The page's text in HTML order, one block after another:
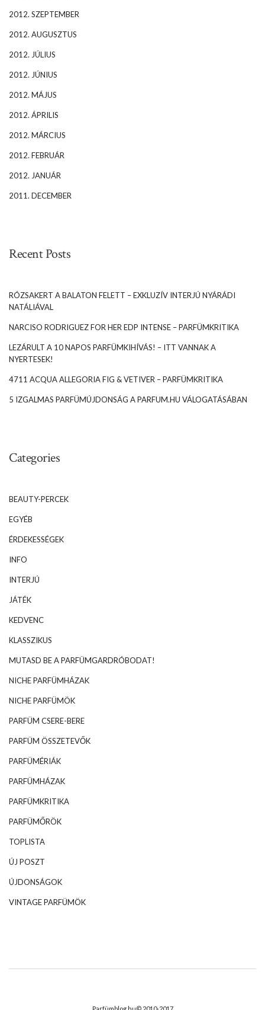
2012. SZEPTEMBER
2012. AUGUSZTUS
2012. JÚLIUS
2012. JÚNIUS
2012. MÁJUS
2012. ÁPRILIS
2012. MÁRCIUS
2012. FEBRUÁR
2012. JANUÁR
2011. DECEMBER
Recent Posts
RÓZSAKERT A BALATON FELETT – EXKLUZÍV INTERJÚ NYÁRÁDI
NATÁLIÁVAL
NARCISO RODRIGUEZ FOR HER EDP INTENSE – PARFÜMKRITIKA
LEZÁRULT A 10 NAPOS PARFÜMKIHÍVÁS! – ITT VANNAK A
NYERTESEK!
4711 ACQUA ALLEGORIA FIG & VETIVER – PARFÜMKRITIKA
5 IZGALMAS PARFÜMÚJDONSÁG A PARFUM.HU VÁLOGATÁSÁBAN
Categories
BEAUTY-PERCEK
EGYÉB
ÉRDEKESSÉGEK
INFO
INTERJÚ
JÁTÉK
KEDVENC
KLASSZIKUS
MUTASD BE A PARFÜMGARDRÓBODAT!
NICHE PARFÜMHÁZAK
NICHE PARFÜMÖK
PARFÜM CSERE-BERE
PARFÜM ÖSSZETEVŐK
PARFÜMÉRIÁK
PARFÜMHÁZAK
PARFÜMKRITIKA
PARFÜMŐRÖK
TOPLISTA
ÚJ POSZT
ÚJDONSÁGOK
VINTAGE PARFÜMÖK